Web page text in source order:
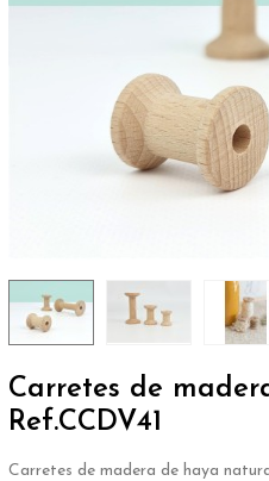
Carretes de
Ref.CCDV41
Carretes de madera de haya